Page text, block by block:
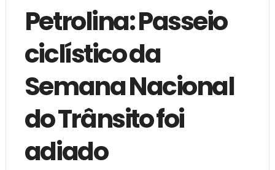
Petrolina: Passeio
ciclístico da
Semana Nacional
do Trânsito foi
adiado